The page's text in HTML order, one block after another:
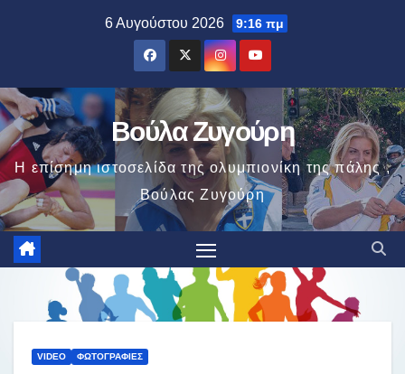
6 Αυγούστου 2026 9:16 πμ
Βούλα Ζυγούρη
Η επίσημη ιστοσελίδα της ολυμπιονίκη της πάλης ,
Βούλας Ζυγούρη
VIDEO ΦΩΤΟΓΡΑΦΊΕΣ